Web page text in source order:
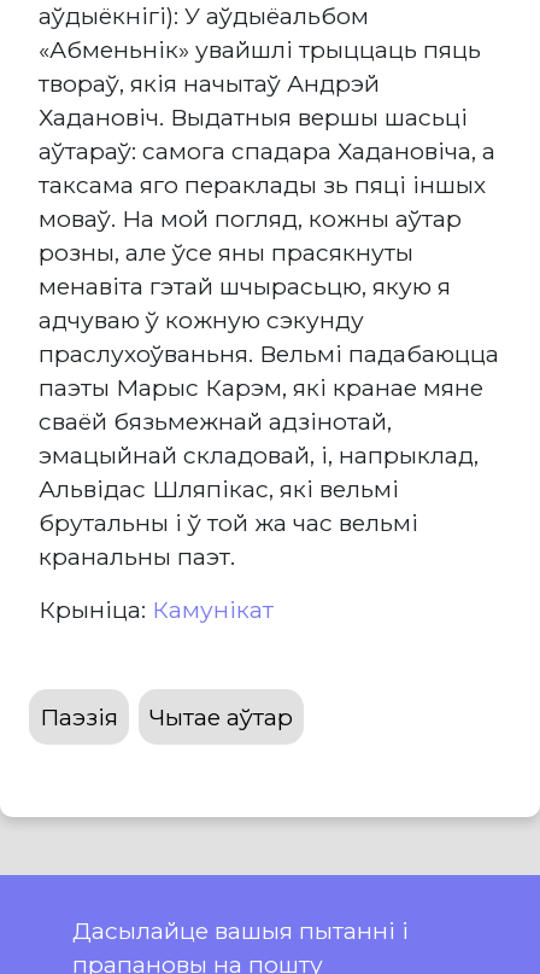
аўдыёкнігі): У аўдыёальбом
«Абменьнік» увайшлі трыццаць пяць
твораў, якія начытаў Андрэй
Хадановіч. Выдатныя вершы шасьці
аўтараў: самога спадара Хадановіча, а
таксама яго пераклады зь пяці іншых
моваў. На мой погляд, кожны аўтар
розны, але ўсе яны прасякнуты
менавіта гэтай шчырасьцю, якую я
адчуваю ў кожную сэкунду
праслухоўваньня. Вельмі падабаюцца
паэты Марыс Карэм, які кранае мяне
сваёй бязьмежнай адзінотай,
эмацыйнай складовай, і, напрыклад,
Альвідас Шляпікас, які вельмі
брутальны і ў той жа час вельмі
кранальны паэт.
Крыніца: Камунікат
Паэзія Чытае аўтар
Дасылайце вашыя пытанні і
прапановы на пошту